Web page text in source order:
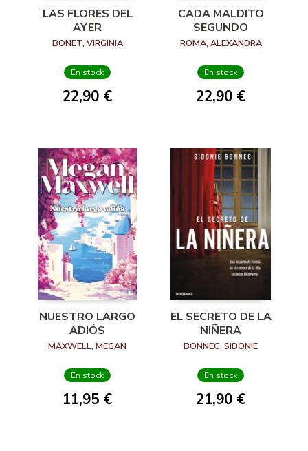
LAS FLORES DEL
AYER
BONET, VIRGINIA
En stock
22,90 €
CADA MALDITO
SEGUNDO
ROMA, ALEXANDRA
En stock
22,90 €
NUESTRO LARGO
ADIÓS
MAXWELL, MEGAN
En stock
11,95 €
EL SECRETO DE LA
NIÑERA
BONNEC, SIDONIE
En stock
21,90 €